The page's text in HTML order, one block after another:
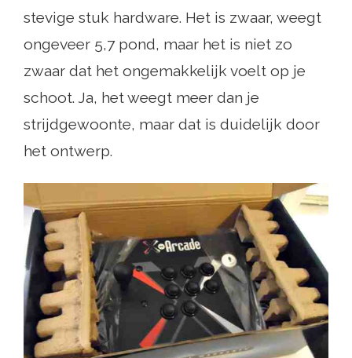
stevige stuk hardware. Het is zwaar, weegt
ongeveer 5,7 pond, maar het is niet zo
zwaar dat het ongemakkelijk voelt op je
schoot. Ja, het weegt meer dan je
strijdgewoonte, maar dat is duidelijk door
het ontwerp.